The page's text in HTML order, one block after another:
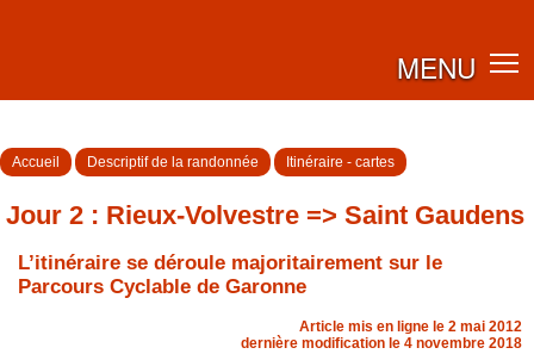
MENU
Accueil Descriptif de la randonnée Itinéraire - cartes
Jour 2 : Rieux-Volvestre => Saint Gaudens
L’itinéraire se déroule majoritairement sur le
Parcours Cyclable de Garonne
Article mis en ligne le 2 mai 2012
dernière modification le 4 novembre 2018